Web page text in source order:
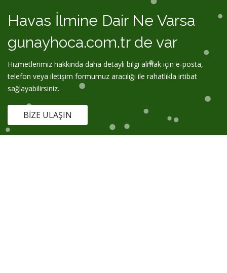
Havas İlmine Dair Ne Varsa
gunayhoca.com.tr de var
Hizmetlerimiz hakkında daha detaylı bilgi almak için e-posta,
telefon veya iletişim formumuz aracılığı ile rahatlıkla irtibat
sağlayabilirsiniz.
BIZE ULAŞIN